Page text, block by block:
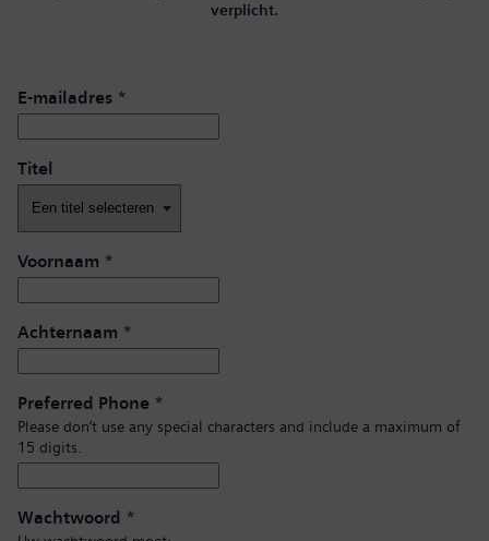
verplicht.
E-mailadres *
Titel
Voornaam *
Achternaam *
Preferred Phone *
Please don’t use any special characters and include a maximum of
15 digits.
Wachtwoord *